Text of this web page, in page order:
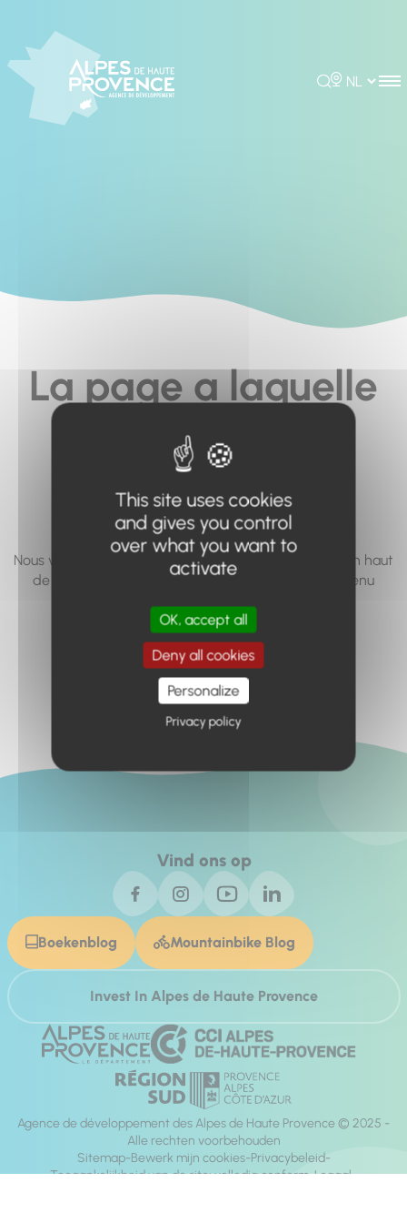
Rechercher
Choisir la
La page a laquelle
vous cherchez à
accéder n'existe
pas... ou plus.
Nous vous invitons à utiliser le moteur de recherche en haut
de page, ou à utiliser le menu pour trouver le contenu
Retour à l'accueil
Vind ons op
Boekenblog Mountainbike Blog
Invest In Alpes de Haute Provence
Agence de développement des Alpes de Haute Provence © 2025 -
Alle rechten voorbehouden
Sitemap Bewerk mijn cookies Privacybeleid
Toegankelijkheid van de site: volledig conform Legaal
This site uses cookies
and gives you control
over what you want to
activate
OK, accept all
Deny all cookies
Personalize
Privacy policy